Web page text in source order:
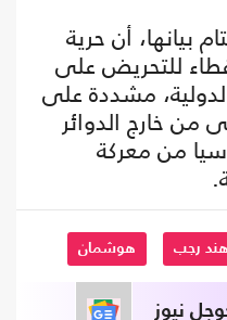
أن حرية
للتحريض على
مشددة على
من خارج الدوائر
من معركة
هند رجب هوشمان
نيوز